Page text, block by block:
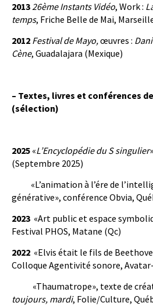
201326ème Instants Vidéo, Work :
temps, Friche Belle de Mai,
2012 Festival de Mayo,œuvres :
Cène, Guadalajara (Mexique)
– Textes, livres et conférences
(sélection)
2025 «L’Encyclopédie du S singulier»
(Septembre 2025)
«L’animation à l’ére de
générative», conférence Obvia,
2023 «Art public et espace
Festival PHOS, Matane (Qc)
2022 «Elvis était le fils de
Colloque Agentivité sonore,
«Thaumatrope», texte de
toujours, mardi, Folie/Culture,